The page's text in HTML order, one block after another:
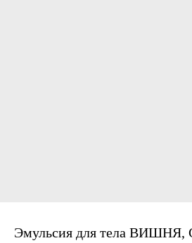
Эмульсия для тела